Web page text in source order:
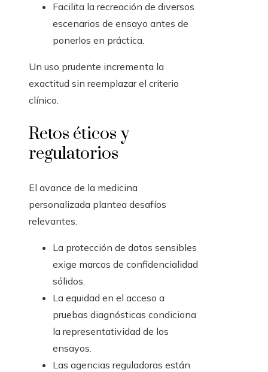
Facilita la recreación de diversos
escenarios de ensayo antes de
ponerlos en práctica.
Un uso prudente incrementa la
exactitud sin reemplazar el criterio
clínico.
Retos éticos y
regulatorios
El avance de la medicina
personalizada plantea desafíos
relevantes.
La protección de datos sensibles
exige marcos de confidencialidad
sólidos.
La equidad en el acceso a
pruebas diagnósticas condiciona
la representatividad de los
ensayos.
Las agencias reguladoras están